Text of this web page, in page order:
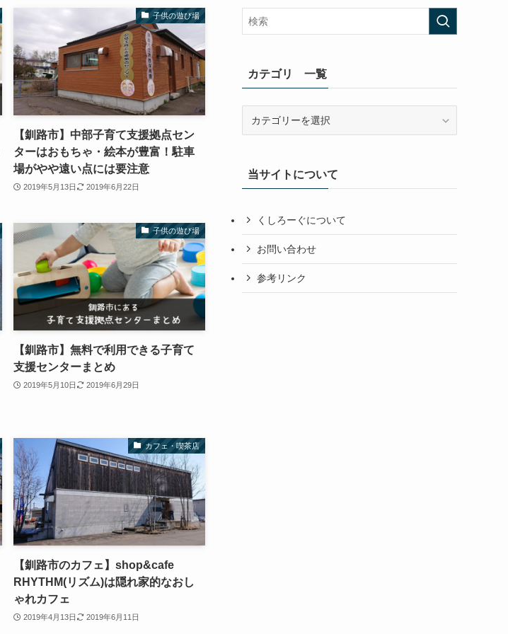
子供の遊び場
【釧路市】中部子育て支援拠点セン
ターはおもちゃ・絵本が豊富！駐車
場がやや遠い点には要注意
2019年5月13日 2019年6月22日
子供の遊び場
【釧路市】無料で利用できる子育て
支援センターまとめ
2019年5月10日 2019年6月29日
カフェ・喫茶店
【釧路市のカフェ】shop&cafe
RHYTHM(リズム)は隠れ家的なおし
ゃれカフェ
2019年4月13日 2019年6月11日
カテゴリ 一覧
一
覧
当サイトについて
くしろーぐについて
お問い合わせ
参考リンク